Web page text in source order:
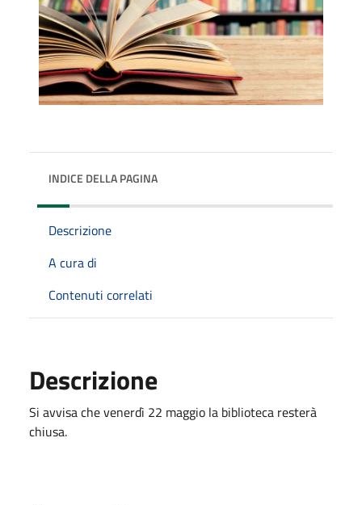
INDICE DELLA PAGINA
Descrizione
A cura di
Contenuti correlati
Descrizione
Si avvisa che venerdì 22 maggio la biblioteca resterà
chiusa.